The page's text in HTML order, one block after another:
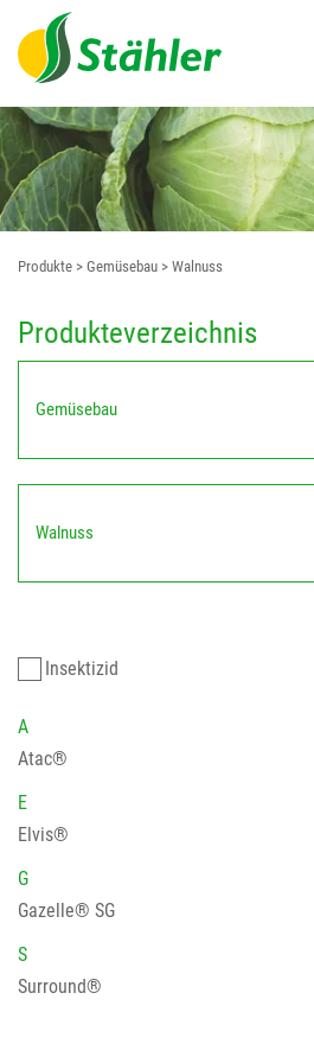
Produkte > Gemüsebau > Walnuss
Produkteverzeichnis
Gemüsebau
Walnuss
Insektizid
A
Atac®
E
Elvis®
G
Gazelle® SG
S
Surround®